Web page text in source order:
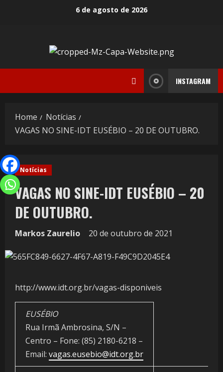
6 de agosto de 2026
INSTAGRAM
Home
Notícias
VAGAS NO SINE-IDT EUSÉBIO – 20 DE OUTUBRO.
Notícias
VAGAS NO SINE-IDT EUSÉBIO – 20
DE OUTUBRO.
Markos Zaurelio 20 de outubro de 2021
http://www.idt.org.br/vagas-disponiveis
EUSÉBIO
Rua Irmã Ambrosina, S/N –
Centro – Fone: (85) 2180-6218 –
Email: vagas.eusebio@idt.org.br